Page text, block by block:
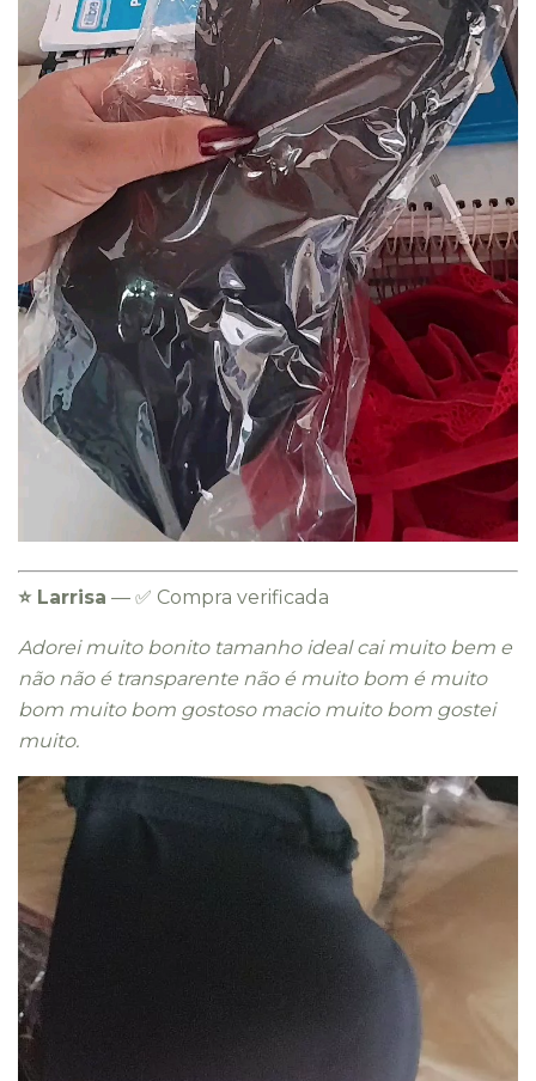
⭐️ Larrisa — ✅ Compra verificada
Adorei muito bonito tamanho ideal cai muito bem e
não não é transparente não é muito bom é muito
bom muito bom gostoso macio muito bom gostei
muito.